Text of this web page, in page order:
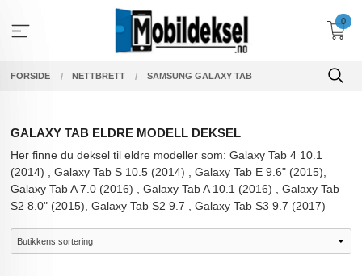
innholdet
0
FORSIDE NETTBRETT SAMSUNG GALAXY TAB
GALAXY TAB ELDRE MODELL DEKSEL
Her finne du deksel til eldre modeller som: Galaxy Tab 4 10.1
(2014) , Galaxy Tab S 10.5 (2014) , Galaxy Tab E 9.6" (2015),
Galaxy Tab A 7.0 (2016) , Galaxy Tab A 10.1 (2016) , Galaxy Tab
S2 8.0" (2015), Galaxy Tab S2 9.7 , Galaxy Tab S3 9.7 (2017)